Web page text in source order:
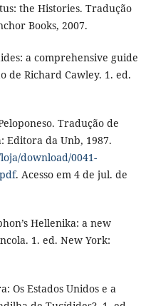
the Histories. Tradução
Books, 2007.
a comprehensive guide
de Richard Cawley. 1. ed.
Tradução de
Editora da Unb, 1987.
download/0041-
. Acesso em 4 de jul. de
Hellenika: a new
1. ed. New York:
Os Estados Unidos e a